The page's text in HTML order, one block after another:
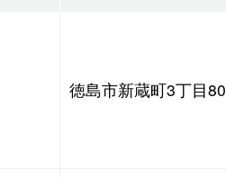
徳島市新蔵町3丁目80